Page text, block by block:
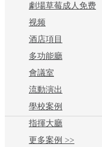
劇場草莓成人免费
视频
酒店項目
多功能廳
會議室
流動演出
學校案例
指揮大廳
更多案例 >>